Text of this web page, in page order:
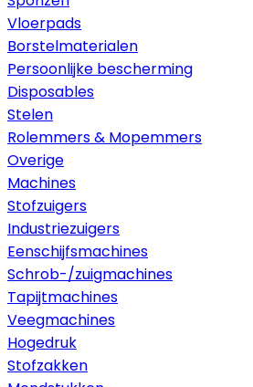
Vloerpads
Borstelmaterialen
Persoonlijke bescherming
Disposables
Stelen
Rolemmers & Mopemmers
Overige
Machines
Stofzuigers
Industriezuigers
Eenschijfsmachines
Schrob-/zuigmachines
Tapijtmachines
Veegmachines
Hogedruk
Stofzakken